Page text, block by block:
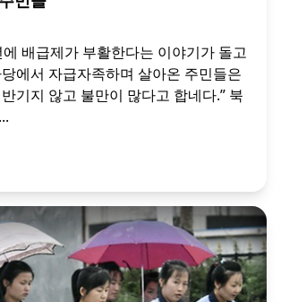
배급제가 부활한다는 이야기가 돌고
에서 자급자족하며 살아온 주민들은
기지 않고 불만이 많다고 합네다.” 북